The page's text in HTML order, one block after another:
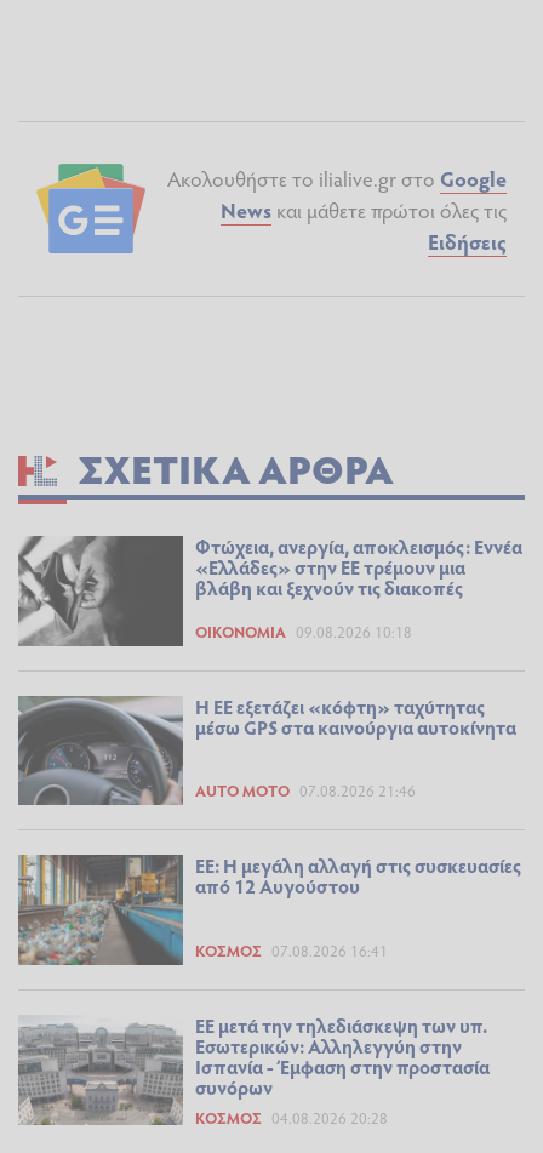
Ακολουθήστε το ilialive.gr στο Google
News και μάθετε πρώτοι όλες τις
Ειδήσεις
ΣΧΕΤΙΚΆ ΆΡΘΡΑ
Φτώχεια, ανεργία, αποκλεισμός: Εννέα
«Ελλάδες» στην ΕΕ τρέμουν μια
βλάβη και ξεχνούν τις διακοπές
ΟΙΚΟΝΟΜΊΑ 09.08.2026 10:18
Η ΕΕ εξετάζει «κόφτη» ταχύτητας
μέσω GPS στα καινούργια αυτοκίνητα
AUTO MOTO 07.08.2026 21:46
ΕΕ: Η μεγάλη αλλαγή στις συσκευασίες
από 12 Αυγούστου
ΚΌΣΜΟΣ 07.08.2026 16:41
ΕΕ μετά την τηλεδιάσκεψη των υπ.
Εσωτερικών: Αλληλεγγύη στην
Ισπανία - Έμφαση στην προστασία
συνόρων
ΚΌΣΜΟΣ 04.08.2026 20:28